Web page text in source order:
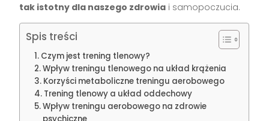
tak istotny dla naszego zdrowia i samopoczucia.
Spis treści
Czym jest trening tlenowy?
Wpływ treningu tlenowego na układ krążenia
Korzyści metaboliczne treningu aerobowego
Trening tlenowy a układ oddechowy
Wpływ treningu aerobowego na zdrowie
psychiczne